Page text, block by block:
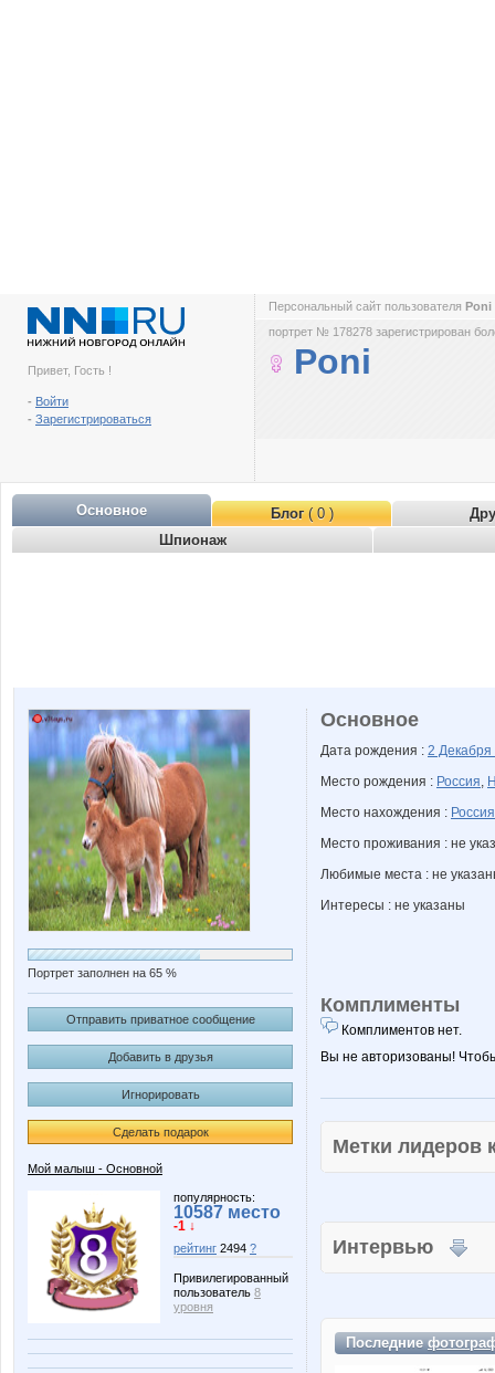
Привет, Гость !
- Войти
- Зарегистрироваться
Персональный сайт пользователя Poni
портрет № 178278 зарегистрирован
Poni
Основное Блог( 0 )
Шпионаж
Портрет заполнен на 65 %
Отправить приватное сообщение
Добавить в друзья
Игнорировать
Сделать подарок
Мой малыш - Основной
популярность:
10587 место
-1 ↓
рейтинг 2494 ?
Привилегированный
пользователь 8
уровня
Основное
Дата рождения : 2 Декабря
Место рождения : Россия,
Место нахождения : Россия
Место проживания : не
Любимые места : не
Интересы : не указаны
Комплименты
Комплиментов нет.
Вы не авторизованы!
Метки
Интервью
Последние